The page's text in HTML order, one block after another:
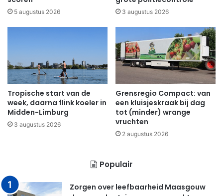
5 augustus 2026 3 augustus 2026
Tropische start van de
week, daarna flink koeler in
Midden-Limburg
3 augustus 2026
Grensregio Compact: van
een kluisjeskraak bij dag
tot (minder) wrange
vruchten
2 augustus 2026
Populair
Zorgen over leefbaarheid Maasgouw